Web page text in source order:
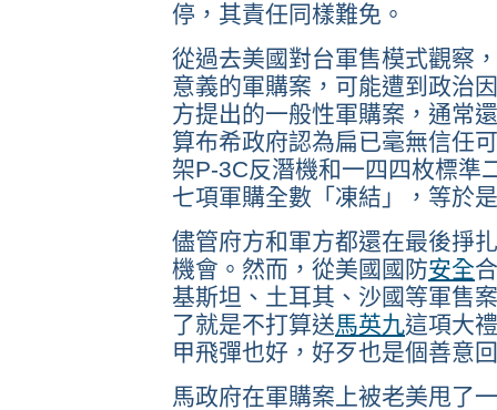
停，其責任同樣難免。
從過去美國對台軍售模式觀察
意義的軍購案，可能遭到政治
方提出的一般性軍購案，通常
算布希政府認為扁已毫無信任
架P-3C反潛機和一四四枚標準
七項軍購全數「凍結」，等於
儘管府方和軍方都還在最後掙
機會。然而，從美國國防安全
基斯坦、土耳其、沙國等軍售
了就是不打算送馬英九這項大
甲飛彈也好，好歹也是個善意
馬政府在軍購案上被老美甩了